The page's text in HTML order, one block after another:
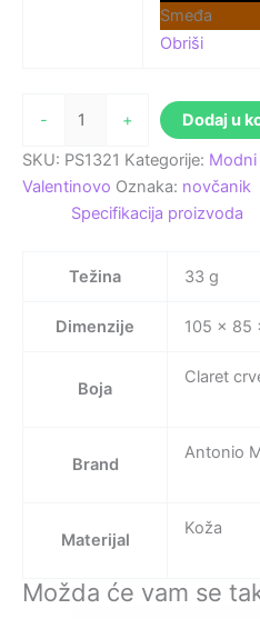
Smeđa
Obriši
- +
Dodaj u
SKU: PS1321 Kategorije:
Valentinovo Oznaka: novčanik
Specifikacija proizvoda
Težina 33 g
Dimenzije 105 × 85
Boja
Claret
Brand
Antonio
Materijal
Koža
Možda će vam se